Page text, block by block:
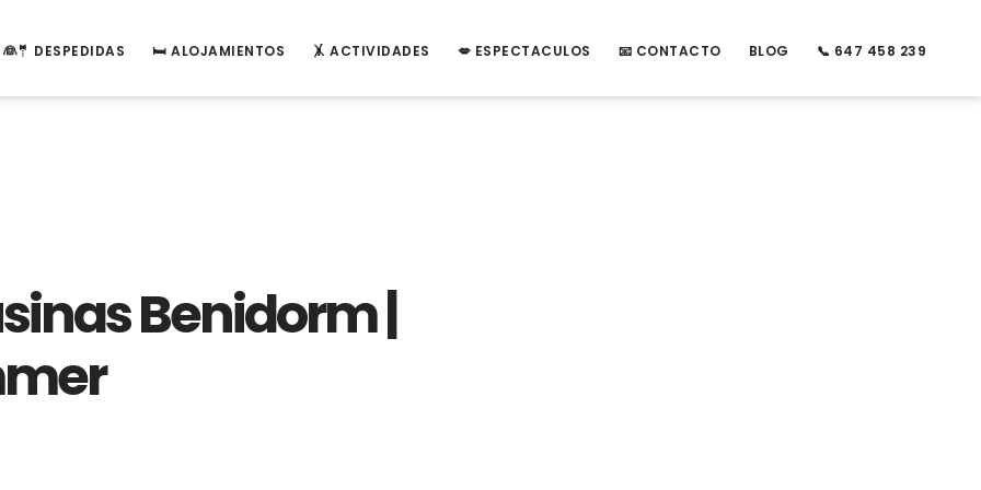
👰🤵 DESPEDIDAS 🛏️ ALOJAMIENTOS 🤸 ACTIVIDADES 💋 ESPECTACULOS 📧 CONTACTO BLOG 📞 647 458 239
Benidorm |